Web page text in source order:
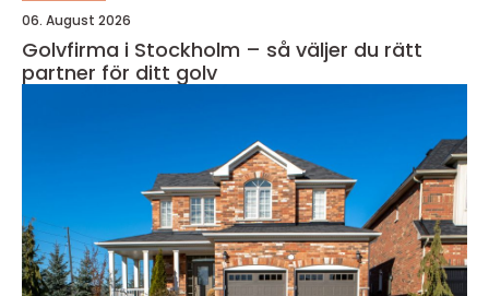
06. August 2026
Golvfirma i Stockholm – så väljer du rätt
partner för ditt golv